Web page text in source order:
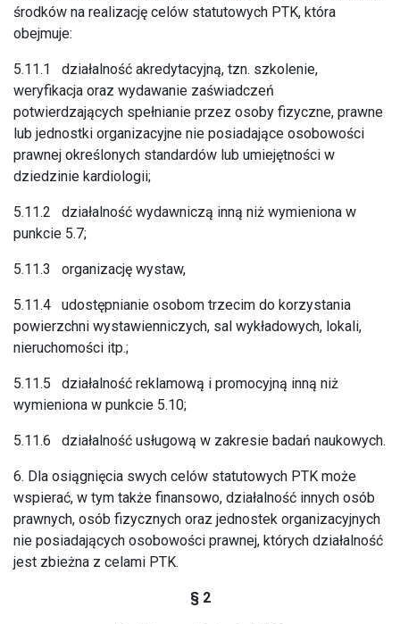
środków na realizację celów statutowych PTK, która
obejmuje:
5.11.1 działalność akredytacyjną, tzn. szkolenie,
weryfikacja oraz wydawanie zaświadczeń
potwierdzających spełnianie przez osoby fizyczne, prawne
lub jednostki organizacyjne nie posiadające osobowości
prawnej określonych standardów lub umiejętności w
dziedzinie kardiologii;
5.11.2 działalność wydawniczą inną niż wymieniona w
punkcie 5.7;
5.11.3 organizację wystaw,
5.11.4 udostępnianie osobom trzecim do korzystania
powierzchni wystawienniczych, sal wykładowych, lokali,
nieruchomości itp.;
5.11.5 działalność reklamową i promocyjną inną niż
wymieniona w punkcie 5.10;
5.11.6 działalność usługową w zakresie badań naukowych.
6. Dla osiągnięcia swych celów statutowych PTK może
wspierać, w tym także finansowo, działalność innych osób
prawnych, osób fizycznych oraz jednostek organizacyjnych
nie posiadających osobowości prawnej, których działalność
jest zbieżna z celami PTK.
§ 2